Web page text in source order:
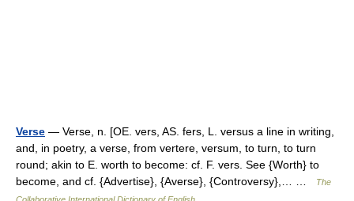
Verse — Verse, n. [OE. vers, AS. fers, L. versus a line in writing,
and, in poetry, a verse, from vertere, versum, to turn, to turn
round; akin to E. worth to become: cf. F. vers. See {Worth} to
become, and cf. {Advertise}, {Averse}, {Controversy},… …
The